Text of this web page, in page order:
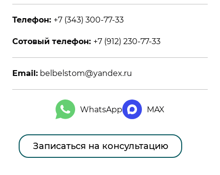
Телефон: +7 (343) 300-77-33
Сотовый телефон: +7 (912) 230-77-33
Email: belbelstom@yandex.ru
WhatsApp MAX
Записаться на консультацию